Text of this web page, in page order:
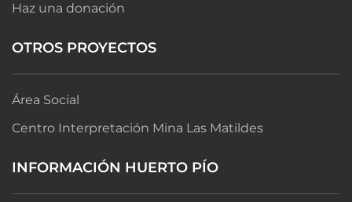
Haz una donación
OTROS PROYECTOS
Área Social
Centro Interpretación Mina Las Matildes
INFORMACIÓN HUERTO PÍO